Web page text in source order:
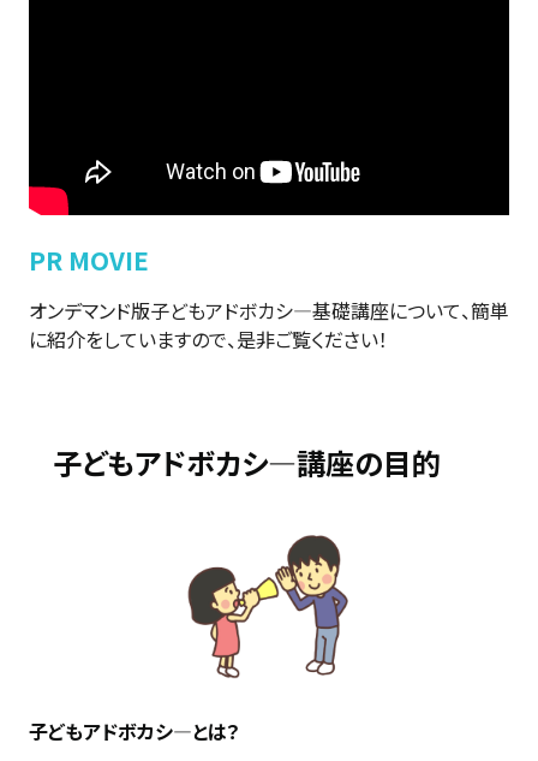
PR MOVIE
オンデマンド版子どもアドボカシ―基礎講座について、簡単
に紹介をしていますので、是非ご覧ください！
子どもアドボカシ―講座の目的
子どもアドボカシ―とは？